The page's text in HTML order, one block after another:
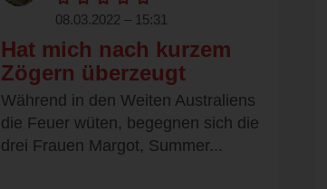
08.03.2022 – 15:31
Hat mich nach kurzem
Zögern überzeugt
Während in den Weiten Australiens
die Feuer wüten, begegnen sich die
drei Frauen Margot, Summer...